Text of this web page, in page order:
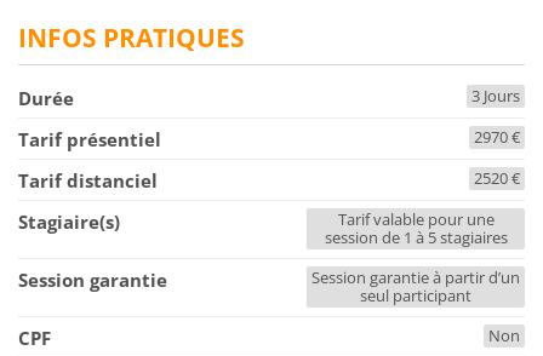
INFOS PRATIQUES
Durée 3 Jours
Tarif présentiel 2970 €
Tarif distanciel 2520 €
Stagiaire(s)
Tarif valable pour une
session de 1 à 5 stagiaires
Session garantie
Session garantie à partir d’un
seul participant
CPF Non